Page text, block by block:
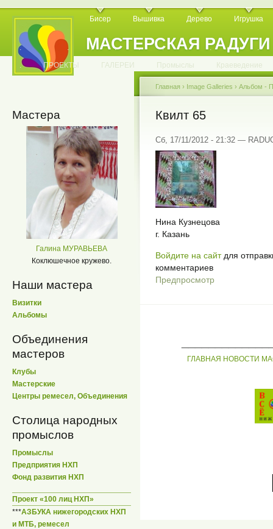
МАСТЕРСКАЯ РАДУГИ
Бисер Вышивка Дерево Игрушка
. . . . . . . . . . .
. ПРОЕКТЫ ГАЛЕРЕИ Промыслы Краеведение
Мастера
Галина МУРАВЬЕВА
Коклюшечное кружево.
Наши мастера
Визитки
Альбомы
Объединения
мастеров
Клубы
Мастерские
Центры ремесел, Объединения
Столица народных
промыслов
Промыслы
Предприятия НХП
Фонд развития НХП
Проект «100 лиц НХП»
***АЗБУКА нижегородских НХП
и МТБ, ремесел
Главная › Image Galleries › Альбом -
Квилт 65
Сб, 17/11/2012 - 21:32 —
Нина Кузнецова
г. Казань
Войдите на сайтдля
комментариев
Предпросмотр
ГЛАВНАЯ НОВОСТИ